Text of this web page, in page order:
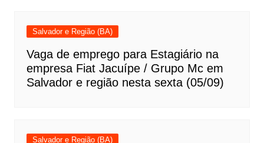
Salvador e Região (BA)
Vaga de emprego para Estagiário na
empresa Fiat Jacuípe / Grupo Mc em
Salvador e região nesta sexta (05/09)
Salvador e Região (BA)